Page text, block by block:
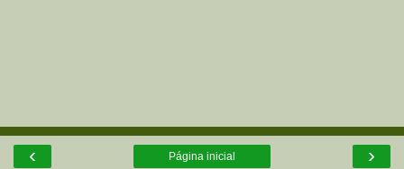
‹ ›
Página inicial